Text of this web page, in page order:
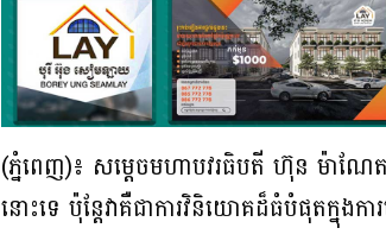
(ភ្នំពេញ)៖ សម្តេចមហាបវរធិបតី ហ៊ុន ម៉ាណែត ន
នោះទេ ប៉ុន្តែវាគឺជាការវិនិយោគដ៏ធំបំផុតក្នុង